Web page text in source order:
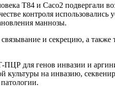
T84 и Caco2 подвергали
контроля
маннозы.
и секрецию, а
для генов инвазии и
на инвазию,